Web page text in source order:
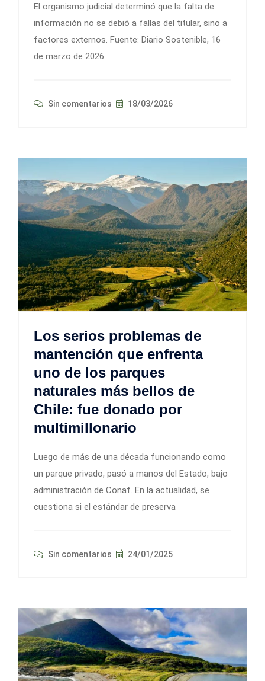
El organismo judicial determinó que la falta de
información no se debió a fallas del titular, sino a
factores externos. Fuente: Diario Sostenible, 16
de marzo de 2026.
Sin comentarios 18/03/2026
Los serios problemas de
mantención que enfrenta
uno de los parques
naturales más bellos de
Chile: fue donado por
multimillonario
Luego de más de una década funcionando como
un parque privado, pasó a manos del Estado, bajo
administración de Conaf. En la actualidad, se
cuestiona si el estándar de preserva
Sin comentarios 24/01/2025